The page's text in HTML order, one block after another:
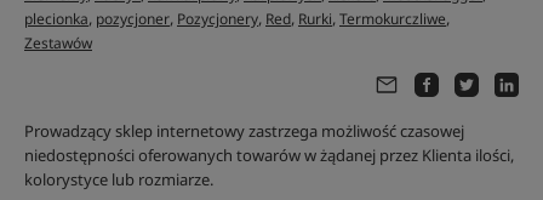
plecionka, pozycjoner, Pozycjonery, Red, Rurki,Termokurczliwe,
Zestawów
Prowadzący sklep internetowy zastrzega możliwość czasowej
niedostępności oferowanych towarów w żądanej przez Klienta ilości,
kolorystyce lub rozmiarze.